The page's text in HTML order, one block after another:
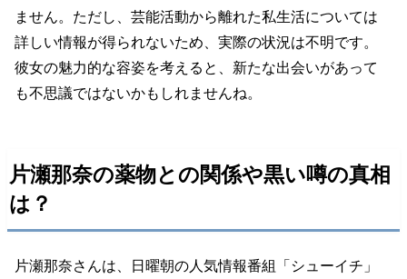
ません。ただし、芸能活動から離れた私生活については
詳しい情報が得られないため、実際の状況は不明です。
彼女の魅力的な容姿を考えると、新たな出会いがあって
も不思議ではないかもしれませんね。
片瀬那奈の薬物との関係や黒い噂の真相
は？
片瀬那奈さんは、日曜朝の人気情報番組「シューイチ」